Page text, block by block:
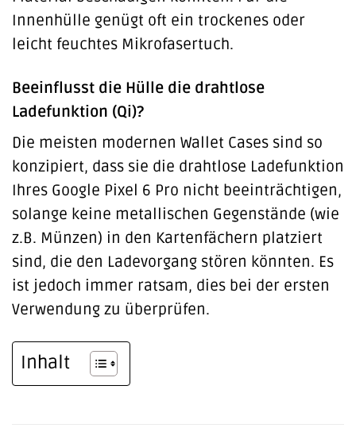
Innenhülle genügt oft ein trockenes oder
leicht feuchtes Mikrofasertuch.
Beeinflusst die Hülle die drahtlose
Ladefunktion (Qi)?
Die meisten modernen Wallet Cases sind so
konzipiert, dass sie die drahtlose Ladefunktion
Ihres Google Pixel 6 Pro nicht beeinträchtigen,
solange keine metallischen Gegenstände (wie
z.B. Münzen) in den Kartenfächern platziert
sind, die den Ladevorgang stören könnten. Es
ist jedoch immer ratsam, dies bei der ersten
Verwendung zu überprüfen.
Inhalt